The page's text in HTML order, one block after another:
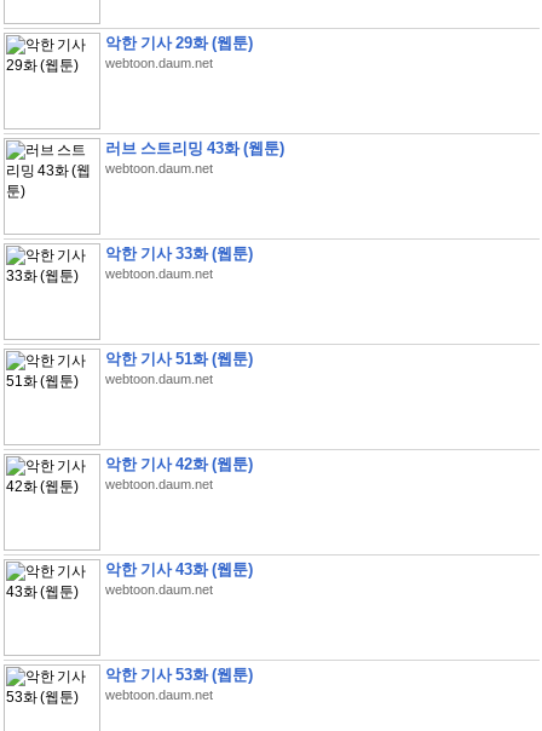
악한 기사 29화 (웹툰)
webtoon.daum.net
러브 스트리밍 43화 (웹툰)
webtoon.daum.net
악한 기사 33화 (웹툰)
webtoon.daum.net
악한 기사 51화 (웹툰)
webtoon.daum.net
악한 기사 42화 (웹툰)
webtoon.daum.net
악한 기사 43화 (웹툰)
webtoon.daum.net
악한 기사 53화 (웹툰)
webtoon.daum.net